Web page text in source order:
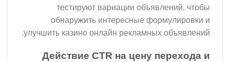
тестируют вариации объявлений, чтобы
обнаружить интересные формулировки и
улучшить казино онлайн рекламных объявлений.
Действие CTR на цену перехода и